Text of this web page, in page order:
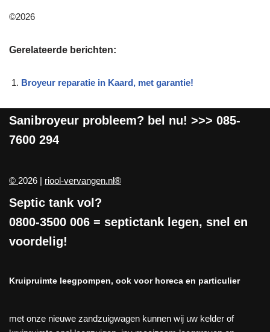
©2026
Gerelateerde berichten:
Broyeur reparatie in Kaard, met garantie!
Sanibroyeur probleem? bel nu! >>> 085-
7600 294
© 2026 | riool-vervangen.nl®
Septic tank vol?
0800-3500 006 = septictank legen, snel en
voordelig!
Kruipruimte leegpompen, ook voor horeca en particulier
met onze nieuwe zandzuigwagen kunnen wij uw kelder of